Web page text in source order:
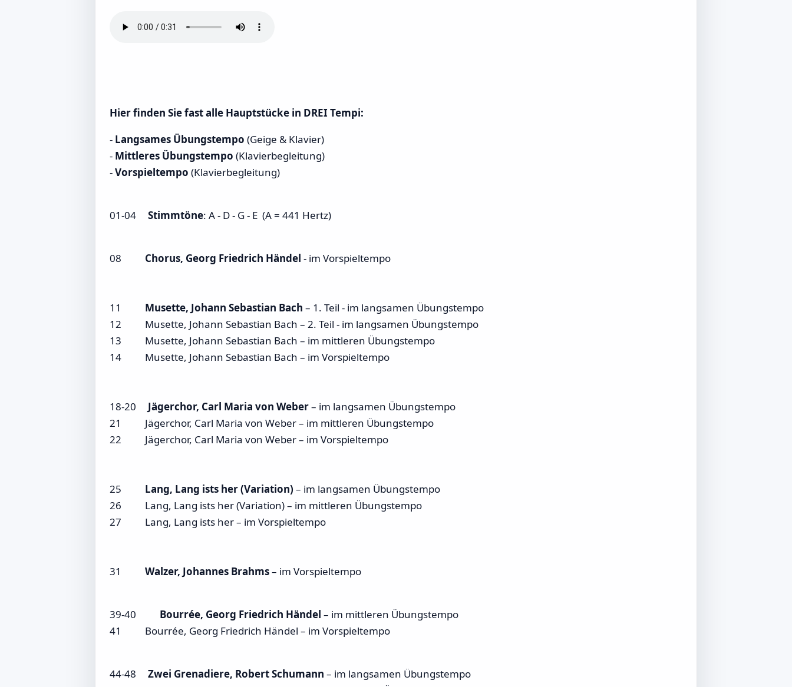
Hier finden Sie fast alle Hauptstücke in DREI Tempi:
- Langsames Übungstempo (Geige & Klavier)
- Mittleres Übungstempo (Klavierbegleitung)
-Vorspieltempo (Klavierbegleitung)
01-04 Stimmtöne: A - D - G - E (A = 441 Hertz)
08 Chorus, Georg Friedrich Händel - im Vorspieltempo
11 Musette, Johann Sebastian Bach – 1. Teil - im langsamen Übungstempo
12 Musette, Johann Sebastian Bach – 2. Teil - im langsamen Übungstempo
13 Musette, Johann Sebastian Bach – im mittleren Übungstempo
14 Musette, Johann Sebastian Bach – im Vorspieltempo
18-20 Jägerchor, Carl Maria von Weber– im langsamen Übungstempo
21 Jägerchor, Carl Maria von Weber – im mittleren Übungstempo
22 Jägerchor, Carl Maria von Weber – im Vorspieltempo
25 Lang, Lang ists her (Variation) – im langsamen Übungstempo
26 Lang, Lang ists her (Variation) – im mittleren Übungstempo
27 Lang, Lang ists her – im Vorspieltempo
31 Walzer, Johannes Brahms– im Vorspieltempo
39-40 Bourrée, Georg Friedrich Händel – im mittleren Übungstempo
41 Bourrée, Georg Friedrich Händel – im Vorspieltempo
44-48 Zwei Grenadiere, Robert Schumann – im langsamen Übungstempo